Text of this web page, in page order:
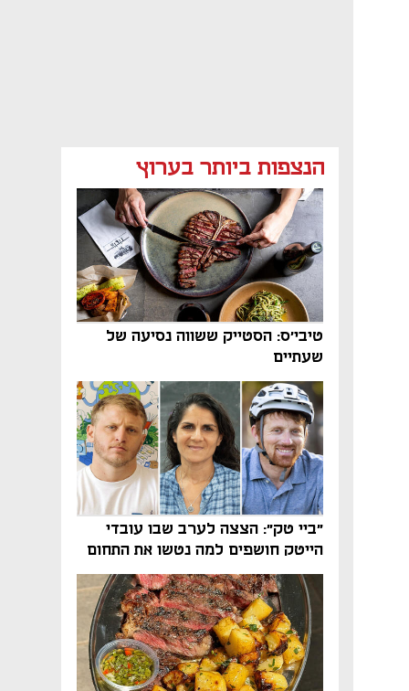
הנצפות ביותר בערוץ
טיבי'ס: הסטייק ששווה נסיעה של
שעתיים
"ביי טק": הצצה לערב שבו עובדי
הייטק חושפים למה נטשו את התחום